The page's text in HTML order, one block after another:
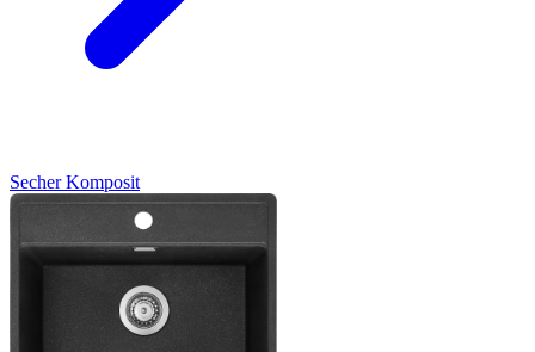
SecherKomposit